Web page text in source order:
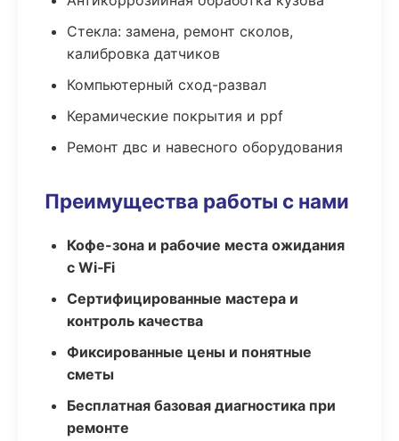
Стекла: замена, ремонт сколов,
калибровка датчиков
Компьютерный сход-развал
Керамические покрытия и ppf
Ремонт двс и навесного оборудования
Преимущества работы с нами
Кофе-зона и рабочие места ожидания
с Wi‑Fi
Сертифицированные мастера и
контроль качества
Фиксированные цены и понятные
сметы
Бесплатная базовая диагностика при
ремонте